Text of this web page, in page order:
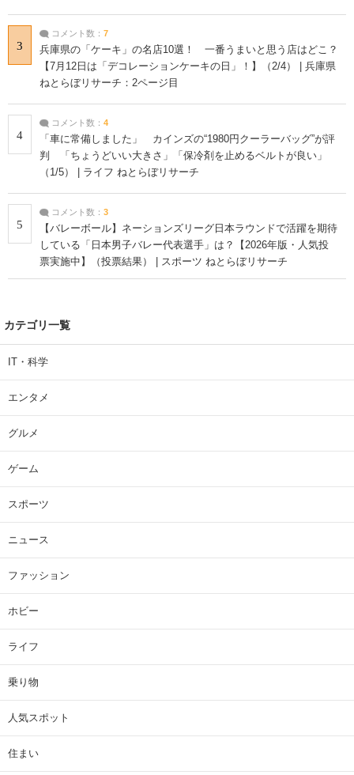
3
コメント数： 7
兵庫県の「ケーキ」の名店10選！ 一番うまいと思う店はどこ？
【7月12日は「デコレーションケーキの日」！】（2/4） | 兵庫県
ねとらぼリサーチ：2ページ目
4
コメント数： 4
「車に常備しました」 カインズの“1980円クーラーバッグ”が評
判 「ちょうどいい大きさ」「保冷剤を止めるベルトが良い」
（1/5） | ライフ ねとらぼリサーチ
5
コメント数： 3
【バレーボール】ネーションズリーグ日本ラウンドで活躍を期待
している「日本男子バレー代表選手」は？【2026年版・人気投
票実施中】（投票結果） | スポーツ ねとらぼリサーチ
カテゴリ一覧
IT・科学
エンタメ
グルメ
ゲーム
スポーツ
ニュース
ファッション
ホビー
ライフ
乗り物
人気スポット
住まい